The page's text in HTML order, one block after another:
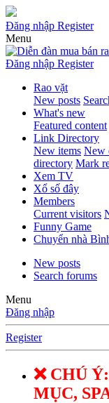
Đăng nhập Register
Menu
Đăng nhập Register
Rao vặt
New posts
What's new
Featured content
Link Directory
New items New
directory Mark
Xem TV
Xổ số đây
Members
Current visitors
Funny Game
Chuyển nhà
New posts
Search forums
Menu
Đăng nhập
Register
❌ CHÚ
MỤC,